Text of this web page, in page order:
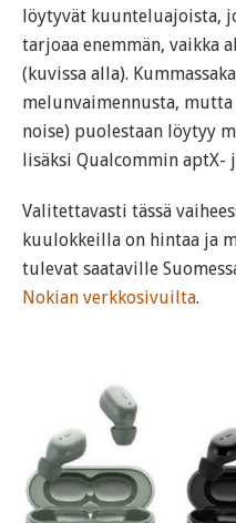
löytyvät kuunteluajoista,
tarjoaa enemmän, vaikka
(kuvissa alla).
melunvaimennusta,
noise) puolestaan löytyy
lisäksi Qualcommin aptX-
Valitettavasti tässä
kuulokkeilla on hintaa ja
tulevat saataville
Nokian verkkosivuilta.